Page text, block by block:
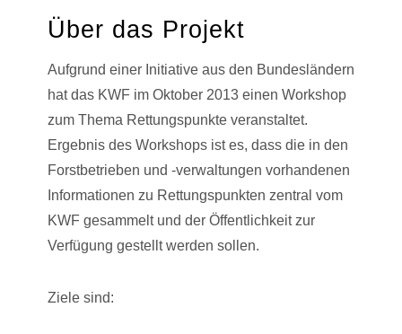
Über das Projekt
Aufgrund einer Initiative aus den Bundesländern
hat das KWF im Oktober 2013 einen Workshop
zum Thema Rettungspunkte veranstaltet.
Ergebnis des Workshops ist es, dass die in den
Forstbetrieben und -verwaltungen vorhandenen
Informationen zu Rettungspunkten zentral vom
KWF gesammelt und der Öffentlichkeit zur
Verfügung gestellt werden sollen.
Ziele sind: